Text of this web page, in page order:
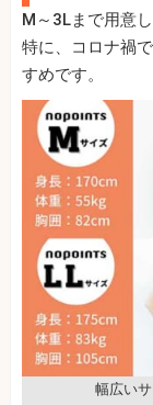
M～3Lまで用意
特に、コロナ禍
すめです。
幅広い